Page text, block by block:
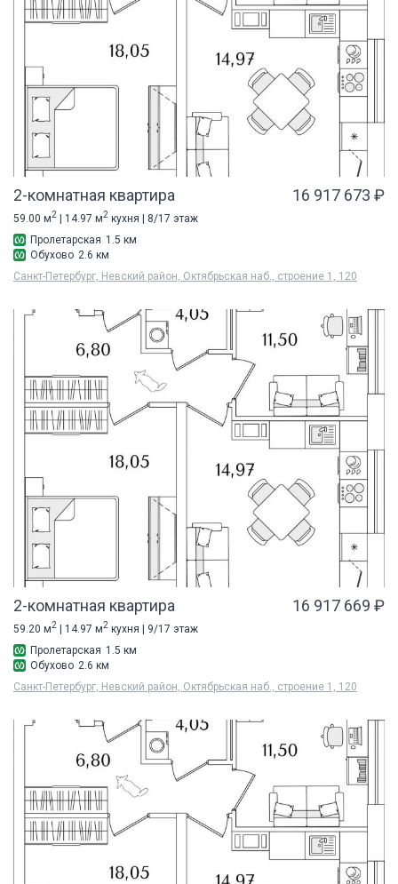
2-комнатная квартира 16 917 673 ₽
59.00 м2 | 14.97 м2 кухня | 8/17 этаж
Пролетарская 1.5 км
Обухово 2.6 км
Санкт-Петербург, Невский район, Октябрьская наб., строение 1, 120
2-комнатная квартира 16 917 669 ₽
59.20 м2 | 14.97 м2 кухня | 9/17 этаж
Пролетарская 1.5 км
Обухово 2.6 км
Санкт-Петербург, Невский район, Октябрьская наб., строение 1, 120